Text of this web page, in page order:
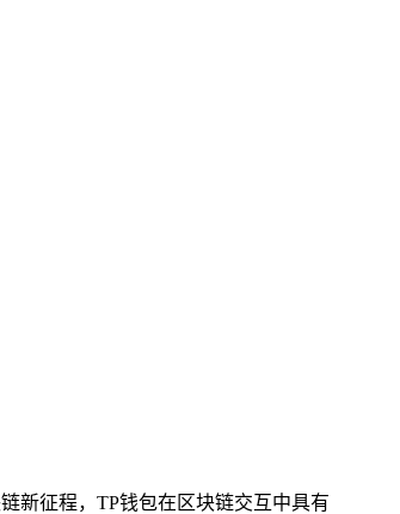
新征程，TP钱包在区块链交互中具有